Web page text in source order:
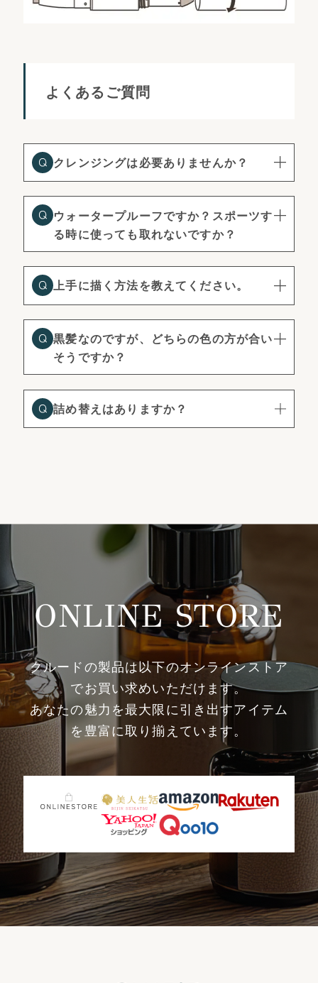
よくあるご質問
クレンジングは必要ありませんか？
ウォータープルーフですか？スポーツす
る時に使っても取れないですか？
上手に描く方法を教えてください。
黒髪なのですが、どちらの色の方が合い
そうですか？
詰め替えはありますか？
ONLINE STORE
クルードの製品は以下のオンラインストア
でお買い求めいただけます。
あなたの魅力を最大限に引き出すアイテム
を豊富に取り揃えています。